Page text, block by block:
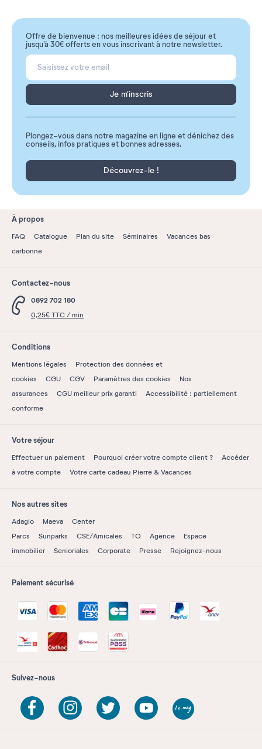
Offre de bienvenue : nos meilleures idées de séjour et
jusqu'à 30€ offerts en vous inscrivant à notre newsletter.
Je m'inscris
Plongez-vous dans notre magazine en ligne et dénichez des
conseils, infos pratiques et bonnes adresses.
Découvrez-le !
À propos
FAQ Catalogue Plan du site Séminaires
Vacances bas
carbonne
Contactez-nous
0892 702 180
0,25€ TTC / min
Conditions
Mentions légales
Protection des données et
cookies
CGU CGV Paramètres des cookies
Nos
assurances
CGU meilleur prix garanti
Accessibilité : partiellement
conforme
Votre séjour
Effectuer un paiement Pourquoi créer votre compte client ?
Accéder
à votre compte
Votre carte cadeau Pierre & Vacances
Nos autres sites
Adagio Maeva
Center
Parcs
Sunparks CSE/Amicales TO Agence
Espace
immobilier
Senioriales Corporate Presse Rejoignez-nous
Paiement sécurisé
Suivez-nous